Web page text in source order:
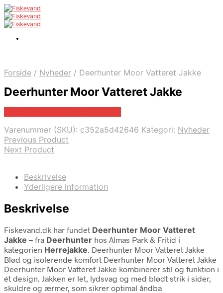
Forside / Nyheder / Deerhunter Moor Vatteret Jakke
Deerhunter Moor Vatteret Jakke
Varenummer (SKU): c352a5d42646 Kategori: Nyheder
Previous Product
Next Product
Beskrivelse
Yderligere information
Beskrivelse
Fiskevand.dk har fundet Deerhunter Moor Vatteret
Jakke – fra Deerhunter hos Almas Park & Fritid i
kategorien Herrejakke. Deerhunter Moor Vatteret Jakke
Blød og isolerende komfort Deerhunter Moor Vatteret Jakke
Deerhunter Moor Vatteret Jakke kombinerer stil og funktion i
ét design. Jakken er let, lydsvag og med blødt strik i sider,
skuldre og ærmer, som sikrer optimal åndba